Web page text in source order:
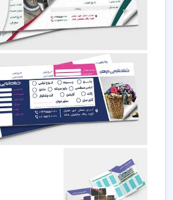
طرح رسید خشکشویی
79,000 تومان
دانلود رسید خشکشویی
79,000 تومان